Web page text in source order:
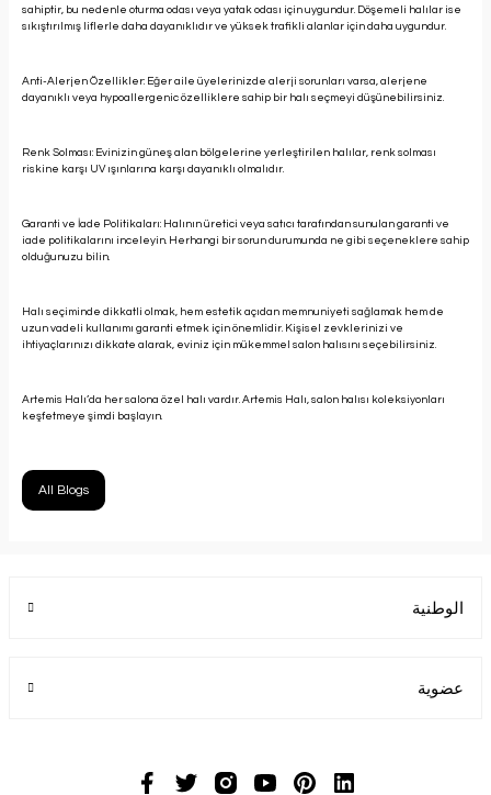
sahiptir, bu nedenle oturma odası veya yatak odası için uygundur. Döşemeli halılar ise
sıkıştırılmış liflerle daha dayanıklıdır ve yüksek trafikli alanlar için daha uygundur.
Anti-Alerjen Özellikler: Eğer aile üyelerinizde alerji sorunları varsa, alerjene
dayanıklı veya hypoallergenic özelliklere sahip bir halı seçmeyi düşünebilirsiniz.
Renk Solması: Evinizin güneş alan bölgelerine yerleştirilen halılar, renk solması
riskine karşı UV ışınlarına karşı dayanıklı olmalıdır.
Garanti ve İade Politikaları: Halının üretici veya satıcı tarafından sunulan garanti ve
iade politikalarını inceleyin. Herhangi bir sorun durumunda ne gibi seçeneklere sahip
olduğunuzu bilin.
Halı seçiminde dikkatli olmak, hem estetik açıdan memnuniyeti sağlamak hem de
uzun vadeli kullanımı garanti etmek için önemlidir. Kişisel zevklerinizi ve
ihtiyaçlarınızı dikkate alarak, eviniz için mükemmel salon halısını seçebilirsiniz.
Artemis Halı’da her salona özel halı vardır. Artemis Halı, salon halısı koleksiyonları
keşfetmeye şimdi başlayın.
All Blogs
الوطنية
عضوية